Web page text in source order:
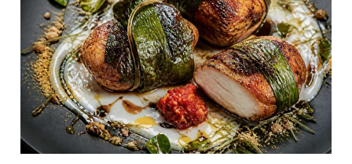
Manger des céréales, du
riz, des plats coréens ou
japonais.